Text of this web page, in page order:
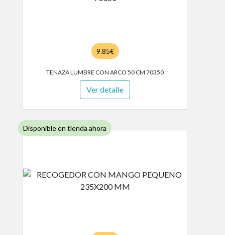
9.85€
TENAZA LUMBRE CON ARCO 50 CM 70350
Ver detalle
Disponible en tienda ahora